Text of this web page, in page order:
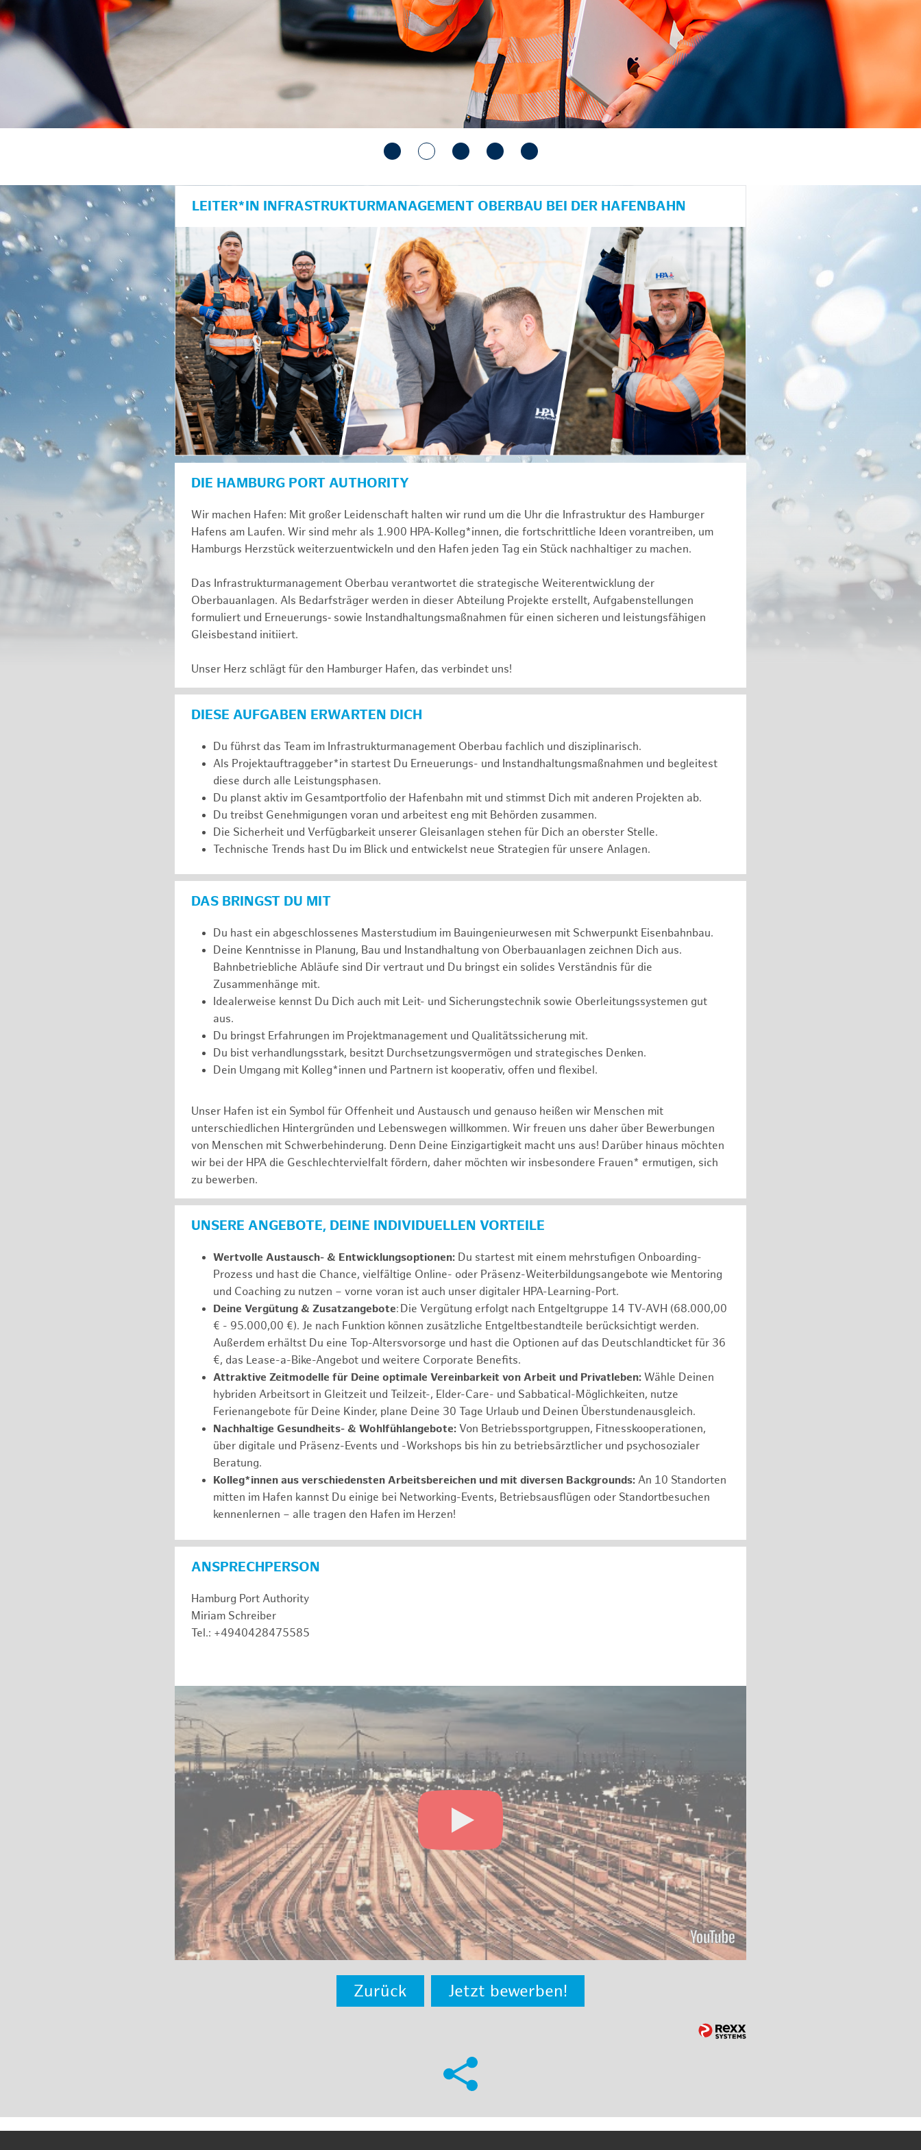
anzeigen/schließen
LEITER*IN INFRASTRUKTURMANAGEMENT OBERBAU BEI DER HAFENBAHN
DIE HAMBURG PORT AUTHORITY
Wir machen Hafen: Mit großer Leidenschaft halten wir rund um die Uhr die Infrastruktur des Hamburger
Hafens am Laufen. Wir sind mehr als 1.900 HPA-Kolleg*innen, die fortschrittliche Ideen vorantreiben, um
Hamburgs Herzstück weiterzuentwickeln und den Hafen jeden Tag ein Stück nachhaltiger zu machen.
Das Infrastrukturmanagement Oberbau verantwortet die strategische Weiterentwicklung der
Oberbauanlagen. Als Bedarfsträger werden in dieser Abteilung Projekte erstellt, Aufgabenstellungen
formuliert und Erneuerungs‑ sowie Instandhaltungsmaßnahmen für einen sicheren und leistungsfähigen
Gleisbestand initiiert.
Unser Herz schlägt für den Hamburger Hafen, das verbindet uns!
DIESE AUFGABEN ERWARTEN DICH
Du führst das Team im Infrastrukturmanagement Oberbau fachlich und disziplinarisch.
Als Projektauftraggeber*in startest Du Erneuerungs- und Instandhaltungsmaßnahmen und begleitest
diese durch alle Leistungsphasen.
Du planst aktiv im Gesamtportfolio der Hafenbahn mit und stimmst Dich mit anderen Projekten ab.
Du treibst Genehmigungen voran und arbeitest eng mit Behörden zusammen.
Die Sicherheit und Verfügbarkeit unserer Gleisanlagen stehen für Dich an oberster Stelle.
Technische Trends hast Du im Blick und entwickelst neue Strategien für unsere Anlagen.
DAS BRINGST DU MIT
Du hast ein abgeschlossenes Masterstudium im Bauingenieurwesen mit Schwerpunkt Eisenbahnbau.
Deine Kenntnisse in Planung, Bau und Instandhaltung von Oberbauanlagen zeichnen Dich aus.
Bahnbetriebliche Abläufe sind Dir vertraut und Du bringst ein solides Verständnis für die
Zusammenhänge mit.
Idealerweise kennst Du Dich auch mit Leit- und Sicherungstechnik sowie Oberleitungssystemen gut
aus.
Du bringst Erfahrungen im Projektmanagement und Qualitätssicherung mit.
Du bist verhandlungsstark, besitzt Durchsetzungsvermögen und strategisches Denken.
Dein Umgang mit Kolleg*innen und Partnern ist kooperativ, offen und flexibel.
Unser Hafen ist ein Symbol für Offenheit und Austausch und genauso heißen wir Menschen mit
unterschiedlichen Hintergründen und Lebenswegen willkommen. Wir freuen uns daher über Bewerbungen
von Menschen mit Schwerbehinderung. Denn Deine Einzigartigkeit macht uns aus! Darüber hinaus möchten
wir bei der HPA die Geschlechtervielfalt fördern, daher möchten wir insbesondere Frauen* ermutigen, sich
zu bewerben.
UNSERE ANGEBOTE, DEINE INDIVIDUELLEN VORTEILE
Wertvolle Austausch- & Entwicklungsoptionen: Du startest mit einem mehrstufigen Onboarding-
Prozess und hast die Chance, vielfältige Online- oder Präsenz-Weiterbildungsangebote wie Mentoring
und Coaching zu nutzen – vorne voran ist auch unser digitaler HPA-Learning-Port.
Deine Vergütung & Zusatzangebote: Die Vergütung erfolgt nach Entgeltgruppe 14 TV-AVH (68.000,00
€ - 95.000,00 €). Je nach Funktion können zusätzliche Entgeltbestandteile berücksichtigt werden.
Außerdem erhältst Du eine Top-Altersvorsorge und hast die Optionen auf das Deutschlandticket für 36
€, das Lease-a-Bike-Angebot und weitere Corporate Benefits.
Attraktive Zeitmodelle für Deine optimale Vereinbarkeit von Arbeit und Privatleben: Wähle Deinen
hybriden Arbeitsort in Gleitzeit und Teilzeit-, Elder-Care- und Sabbatical-Möglichkeiten, nutze
Ferienangebote für Deine Kinder, plane Deine 30 Tage Urlaub und Deinen Überstundenausgleich.
Nachhaltige Gesundheits- & Wohlfühlangebote: Von Betriebssportgruppen, Fitnesskooperationen,
über digitale und Präsenz-Events und -Workshops bis hin zu betriebsärztlicher und psychosozialer
Beratung.
Kolleg*innen aus verschiedensten Arbeitsbereichen und mit diversen Backgrounds: An 10 Standorten
mitten im Hafen kannst Du einige bei Networking-Events, Betriebsausflügen oder Standortbesuchen
kennenlernen – alle tragen den Hafen im Herzen!
ANSPRECHPERSON
Hamburg Port Authority
Miriam Schreiber
Tel.: +4940428475585
Zurück Jetzt bewerben!